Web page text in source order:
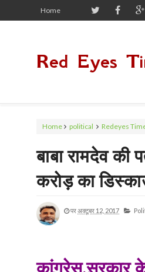
Home
Red Eyes
Home political Redeyes
बाबा रामदेव
करोड़ का
परअक्टूबर 12, 2017
कांग्रेस सरकार